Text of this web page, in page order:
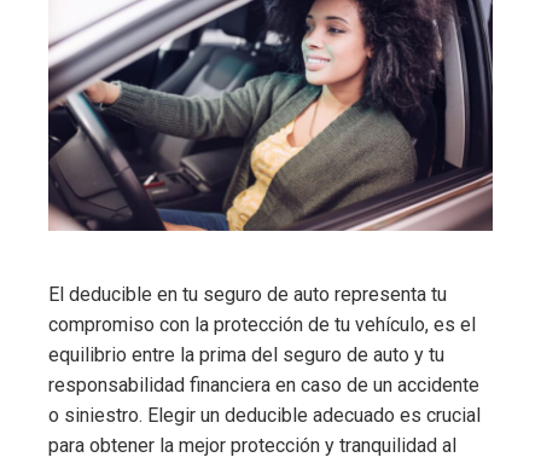
El deducible en tu seguro de auto representa tu
compromiso con la protección de tu vehículo, es el
equilibrio entre la prima del seguro de auto y tu
responsabilidad financiera en caso de un accidente
o siniestro. Elegir un deducible adecuado es crucial
para obtener la mejor protección y tranquilidad al